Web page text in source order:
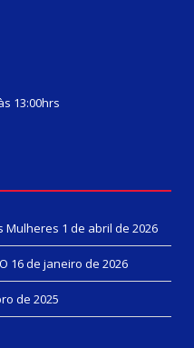
13:00hrs
Mulheres 1 de abril de 2026
16 de janeiro de 2026
de 2025